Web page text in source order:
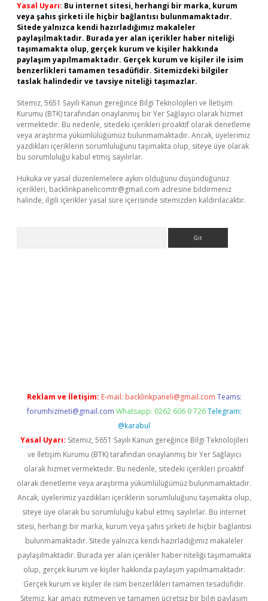
Yasal Uyarı: Bu internet sitesi, herhangi bir marka, kurum
veya şahıs şirketi ile hiçbir bağlantısı bulunmamaktadır.
Sitede yalnızca kendi hazırladığımız makaleler
paylaşılmaktadır. Burada yer alan içerikler haber niteliği
taşımamakta olup, gerçek kurum ve kişiler hakkında
paylaşım yapılmamaktadır. Gerçek kurum ve kişiler ile isim
benzerlikleri tamamen tesadüfidir. Sitemizdeki bilgiler
taslak halindedir ve tavsiye niteliği taşımazlar.
Sitemiz, 5651 Sayılı Kanun gereğince Bilgi Teknolojileri ve İletişim
Kurumu (BTK) tarafından onaylanmış bir Yer Sağlayıcı olarak hizmet
vermektedir. Bu nedenle, sitedeki içerikleri proaktif olarak denetleme
veya araştırma yükümlülüğümüz bulunmamaktadır. Ancak, üyelerimiz
yazdıkları içeriklerin sorumluluğunu taşımakta olup, siteye üye olarak
bu sorumluluğu kabul etmiş sayılırlar.
Hukuka ve yasal düzenlemelere aykırı olduğunu düşündüğünüz
içerikleri, backlinkpanelicomtr@gmail.com adresine bildirmeniz
halinde, ilgili içerikler yasal süre içerisinde sitemizden kaldırılacaktır.
Reklam ve İletişim: E-mail: backlinkpaneli@gmail.com Teams:
forumhizmeti@gmail.com Whatsapp: 0262 606 0 726 Telegram:
@karabul
Yasal Uyarı: Sitemiz, 5651 Sayılı Kanun gereğince Bilgi Teknolojileri
ve İletişim Kurumu (BTK) tarafından onaylanmış bir Yer Sağlayıcı
olarak hizmet vermektedir. Bu nedenle, sitedeki içerikleri proaktif
olarak denetleme veya araştırma yükümlülüğümüz bulunmamaktadır.
Ancak, üyelerimiz yazdıkları içeriklerin sorumluluğunu taşımakta olup,
siteye üye olarak bu sorumluluğu kabul etmiş sayılırlar. Bu internet
sitesi, herhangi bir marka, kurum veya şahıs şirketi ile hiçbir bağlantısı
bulunmamaktadır. Sitede yalnızca kendi hazırladığımız makaleler
paylaşılmaktadır. Burada yer alan içerikler haber niteliği taşımamakta
olup, gerçek kurum ve kişiler hakkında paylaşım yapılmamaktadır.
Gerçek kurum ve kişiler ile isim benzerlikleri tamamen tesadüfidir.
Sitemiz, kar amacı gütmeyen ve tamamen ücretsiz bir bilgi paylaşım